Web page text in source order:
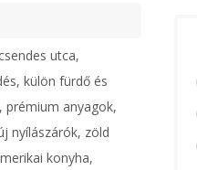
utca,
külön fürdő és
anyagok,
nyílászárók, zöld
konyha,